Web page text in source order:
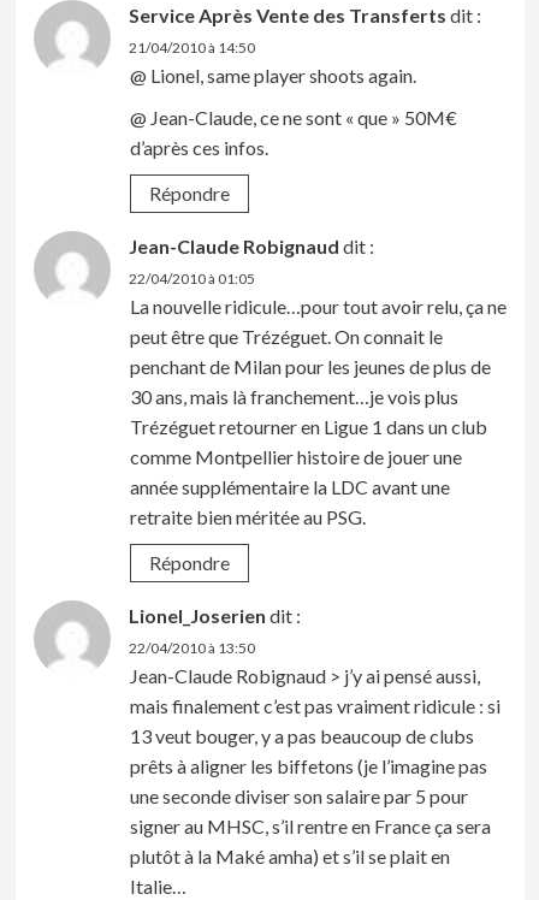
Service Après Vente des Transferts dit :
21/04/2010 à 14:50
@ Lionel, same player shoots again.
@ Jean-Claude, ce ne sont « que » 50M€
d’après ces infos.
Répondre
Jean-Claude Robignaud dit :
22/04/2010 à 01:05
La nouvelle ridicule…pour tout avoir relu, ça ne
peut être que Trézéguet. On connait le
penchant de Milan pour les jeunes de plus de
30 ans, mais là franchement…je vois plus
Trézéguet retourner en Ligue 1 dans un club
comme Montpellier histoire de jouer une
année supplémentaire la LDC avant une
retraite bien méritée au PSG.
Répondre
Lionel_Joserien dit :
22/04/2010 à 13:50
Jean-Claude Robignaud > j’y ai pensé aussi,
mais finalement c’est pas vraiment ridicule : si
13 veut bouger, y a pas beaucoup de clubs
prêts à aligner les biffetons (je l’imagine pas
une seconde diviser son salaire par 5 pour
signer au MHSC, s’il rentre en France ça sera
plutôt à la Maké amha) et s’il se plait en
Italie…